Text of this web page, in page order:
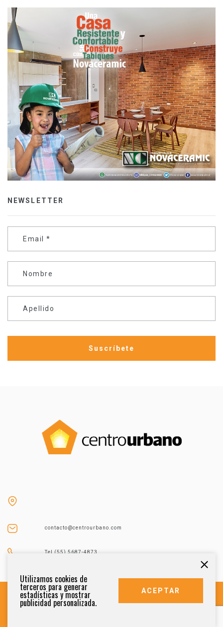
NEWSLETTER
Email *
Nombre
Apellido
contacto@centrourbano.com
Tel (55) 5687-4873
Utilizamos cookies de
terceros para generar
estadísticas y mostrar
publicidad personalizada.
ACEPTAR